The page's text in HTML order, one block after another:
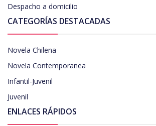
Despacho a domicilio
CATEGORÍAS DESTACADAS
Novela Chilena
Novela Contemporanea
Infantil-Juvenil
Juvenil
ENLACES RÁPIDOS